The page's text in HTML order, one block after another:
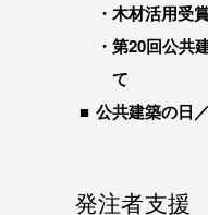
木材活用受
第20回公共
て
公共建築の日
発注者支援